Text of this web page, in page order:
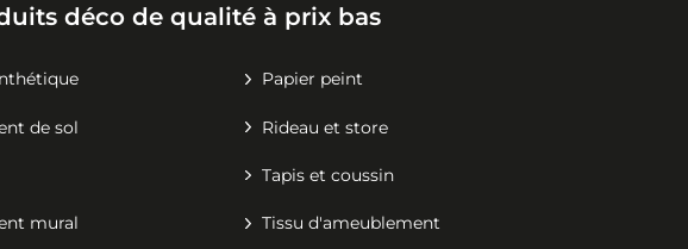
déco de qualité à prix bas
Papier peint
de sol Rideau et store
Tapis et coussin
mural Tissu d'ameublement